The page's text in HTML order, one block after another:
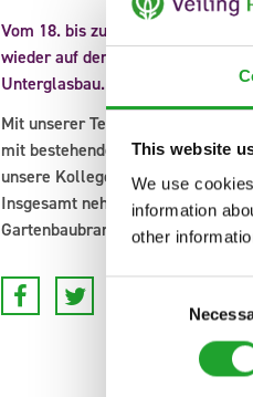
This website
We use
information
other
Vom 18. bis zum 20. Februar
wieder auf der HortiContact in
Unterglasbau.
Mit unserer Teilnahme erhöhen
mit bestehenden und potentiellen
unsere Kollegen Anita Peters,
Insgesamt nehmen mehr als 300
Gartenbaubranche.